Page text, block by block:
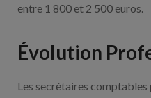
entre 1 800 et 2 500 euros.
Évolution
Les secrétaires comptables